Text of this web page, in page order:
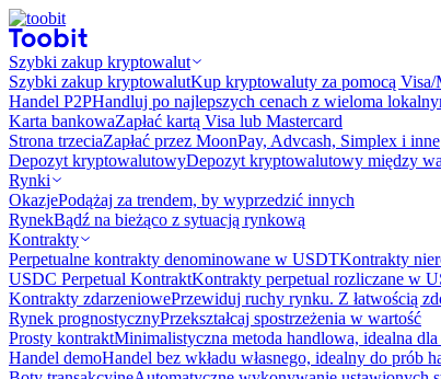
Szybki zakup kryptowalut
Szybki zakup kryptowalutKup kryptowaluty za pomocą Visa/
Handel P2PHandluj po najlepszych cenach z wieloma
Karta bankowaZapłać kartą Visa lub Mastercard
Strona trzeciaZapłać przez MoonPay, Advcash, Simplex i inne
Depozyt kryptowalutowyDepozyt kryptowalutowy między
Rynki
OkazjePodążaj za trendem, by wyprzedzić innych
RynekBądź na bieżąco z sytuacją rynkową
Kontrakty
Perpetualne kontrakty denominowane w USDTKontrakty
USDC Perpetual KontraktKontrakty perpetual rozliczane w
Kontrakty zdarzeniowePrzewiduj ruchy rynku. Z łatwością
Rynek prognostyczny​​Przekształcaj spostrzeżenia w wartość
Prosty kontraktMinimalistyczna metoda handlowa, idealna
Handel demoHandel bez wkładu własnego, idealny do prób